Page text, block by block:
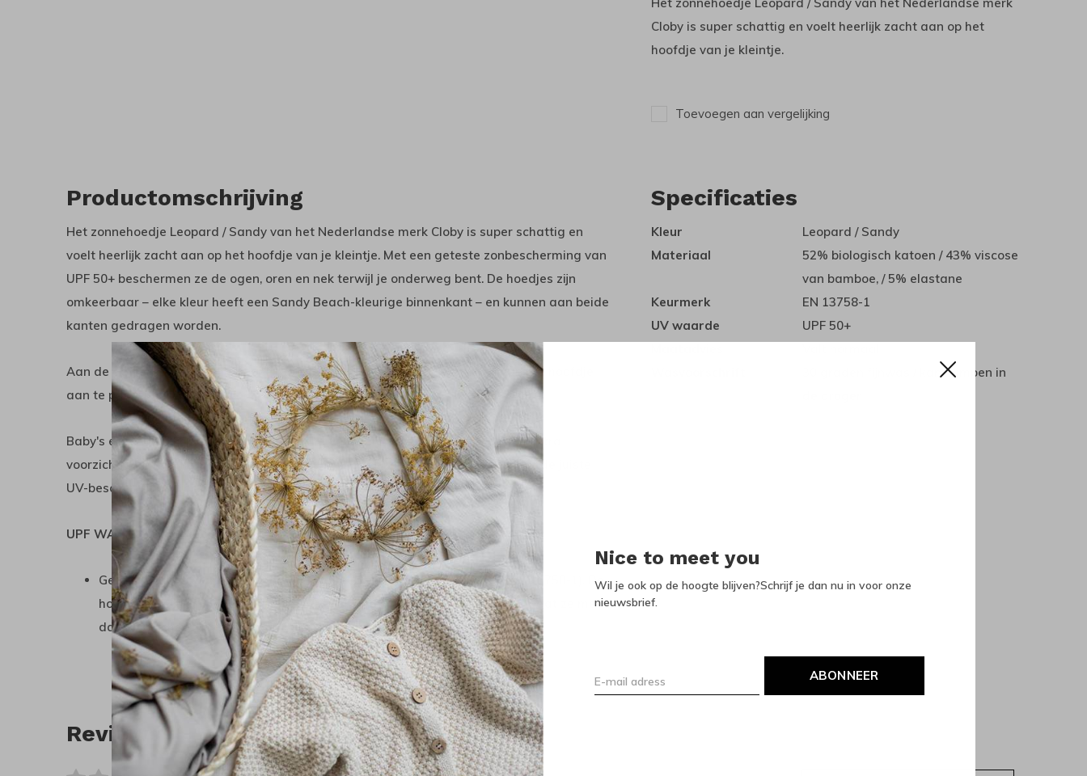
Nice to meet you
Wil je ook op de hoogte blijven?Schrijf je dan nu in voor onze
nieuwsbrief.
ABONNEER
Cloby is super schattig en voelt heerlijk zacht aan op het
hoofdje van je kleintje.
Toevoegen aan vergelijking
Productomschrijving
Het zonnehoedje Leopard / Sandy van het Nederlandse merk Cloby is super schattig en
voelt heerlijk zacht aan op het hoofdje van je kleintje. Met een geteste zonbescherming van
UPF 50+ beschermen ze de ogen, oren en nek terwijl je onderweg bent. De hoedjes zijn
omkeerbaar – elke kleur heeft een Sandy Beach-kleurige binnenkant – en kunnen aan beide
kanten gedragen worden.
Aan de achterkant zit een katoenen touwtje om de stof naar de omvang van het hoofdje
aan te passen.
Baby's en jonge kinderen zijn extra gevoelig voor zonnestralen. Wees daarom extra
voorzichtig en bescherm je kleintje tegen de schadelijke stralen van de zon met de juiste
UV-beschermingsproducten.
UPF WAARDE
Getest volgens de geldende normen voor UV-beschermende stoffen (EN 13758-1). De
hoedjes overtreffen de maximale UPF-waarde van UPF-50+. Dit betekent dat ze meer
dan 98% schadelijke UV-straling blokkeren.
Specificaties
Kleur
Leopard / Sandy
Materiaal
52% biologisch katoen / 43% viscose
van bamboe, / 5% elastane
Keurmerk
EN 13758-1
UV waarde
UPF 50+
30 graden fijnwas / kan krimpen in
Reviews